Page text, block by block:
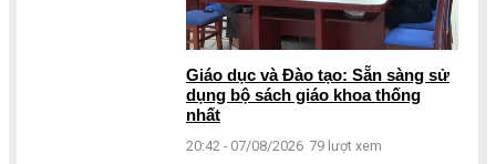
Giáo dục và Đào tạo: Sẵn sàng sử
dụng bộ sách giáo khoa thống
nhất
20:42 - 07/08/2026 79 lượt xem